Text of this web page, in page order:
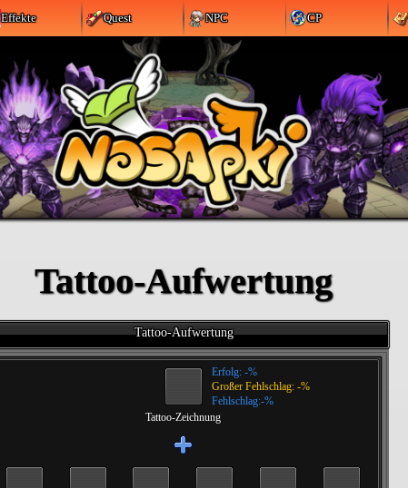
Effekte Quest NPC CP
Tattoo-Aufwertung
Tattoo-Aufwertung
Erfolg: -%
Großer Fehlschlag: -%
Fehlschlag:-%
Tattoo-Zeichnung